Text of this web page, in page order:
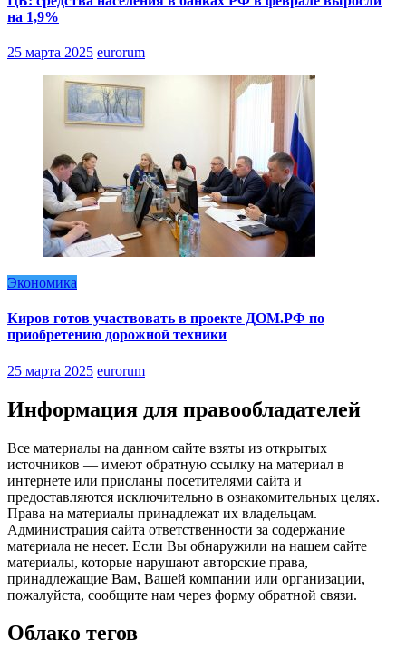
на 1,9%
25 марта 2025 eurorum
Экономика
Киров готов участвовать в проекте ДОМ.РФ по
приобретению дорожной техники
25 марта 2025 eurorum
Информация для правообладателей
Все материалы на данном сайте взяты из открытых
источников — имеют обратную ссылку на материал в
интернете или присланы посетителями сайта и
предоставляются исключительно в ознакомительных целях.
Права на материалы принадлежат их владельцам.
Администрация сайта ответственности за содержание
материала не несет. Если Вы обнаружили на нашем сайте
материалы, которые нарушают авторские права,
принадлежащие Вам, Вашей компании или организации,
пожалуйста, сообщите нам через форму обратной связи.
Облако тегов